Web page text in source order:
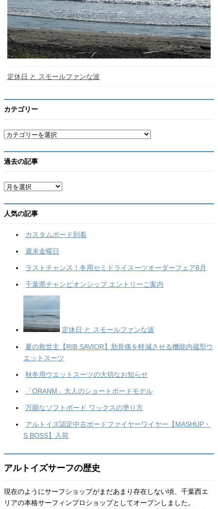
定休日 と スモールファンな波
カテゴリー
カ
テ
リ
ー
過去の記事
ア
ー
イ
ブ
人気の記事
カスタムボード到着
週末金曜日
ラストチャンス！冬用セミドライスーツオーダーフェア8月
千葉県チャンピオンシップ エントリーご案内
定休日 と スモールファンな波
夏の救世主【RIB SAVIOR】肋骨痛を軽減させる機能内蔵型ウ
エットスーツ
秋冬用ウエットスーツの大切なお知らせ
「ORANM」大人のショートボードモデル
万能なソフトボード ワックスの塗り方
アルトイズ認定中古ボードファイヤーワイヤー【MASHUP・
S BOSS】入荷
アルトイズサーフの歴史
現在のようにサーフショップがまだあまり存在しない頃、千葉西エ
リアの本格サーフィンプロショップとしてオープンしました。